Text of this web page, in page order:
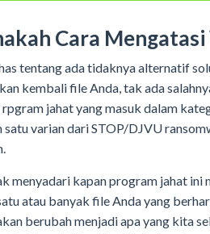
Cara
tentang ada tidaknya alternatif
kembali file Anda, tak ada
jahat yang masuk dalam
satu varian dari STOP/DJVU
menyadari kapan program jahat ini
atau banyak file Anda yang
berubah menjadi apa yang kita